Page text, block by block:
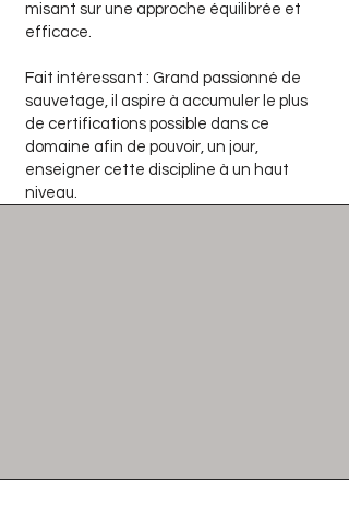
misant sur une approche équilibrée et
efficace.
Fait intéressant : Grand passionné de
sauvetage, il aspire à accumuler le plus
de certifications possible dans ce
domaine afin de pouvoir, un jour,
enseigner cette discipline à un haut
niveau.